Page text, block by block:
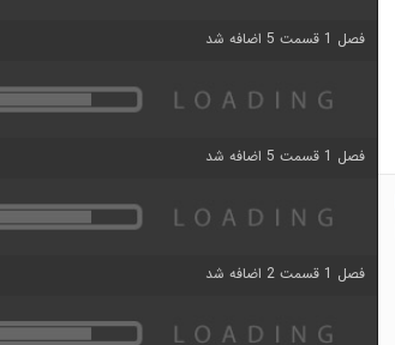
فصل 1 قسمت 5 اضافه شد
فصل 1 قسمت 5 اضافه شد
فصل 1 قسمت 2 اضافه شد